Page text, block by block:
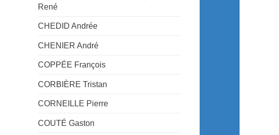
René
CHEDID Andrée
CHENIER André
COPPÉE François
CORBIÈRE Tristan
CORNEILLE Pierre
COUTÉ Gaston